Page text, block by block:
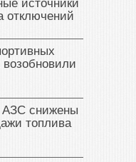
источники
отключений
АЗС снижены
топлива